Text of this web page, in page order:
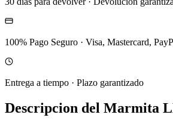
100% Pago Seguro · Visa, Mastercard,
Entrega a tiempo · Plazo garantizado
Descripcion del Marmita